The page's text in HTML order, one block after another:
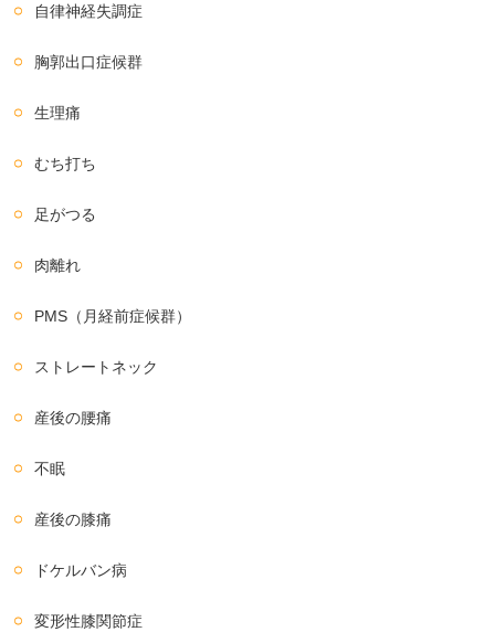
自律神経失調症
胸郭出口症候群
生理痛
むち打ち
足がつる
肉離れ
PMS（月経前症候群）
ストレートネック
産後の腰痛
不眠
産後の膝痛
ドケルバン病
変形性膝関節症